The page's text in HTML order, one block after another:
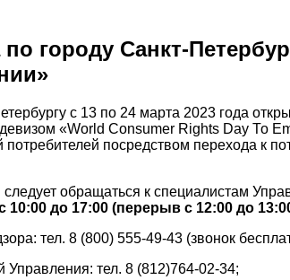
городу Санкт-
с 13 по 24 марта 2023 года
«World Consumer Rights Day То
посредством перехода к
обращаться к специалистам
10:00 до 17:00 (перерыв с 12:00 до
тел. 8 (800) 555-49-43 (звонок
Управления: тел. 8 (812)764-02-34;